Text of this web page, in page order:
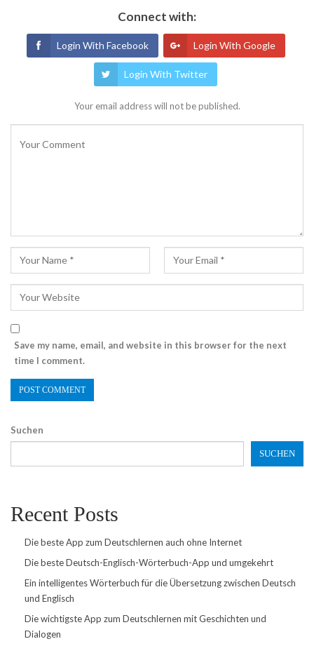
Connect with:
Login With Facebook Login With Google
Login With Twitter
Your email address will not be published.
Save my name, email, and website in this browser for the next
time I comment.
Suchen
SUCHEN
Recent Posts
Die beste App zum Deutschlernen auch ohne Internet
Die beste Deutsch-Englisch-Wörterbuch-App und umgekehrt
Ein intelligentes Wörterbuch für die Übersetzung zwischen Deutsch
und Englisch
Die wichtigste App zum Deutschlernen mit Geschichten und
Dialogen